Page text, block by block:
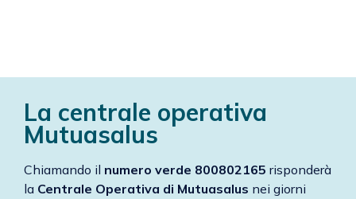
La centrale operativa
Mutuasalus
Chiamando il numero verde 800802165 risponderà
la Centrale Operativa di Mutuasalus nei giorni